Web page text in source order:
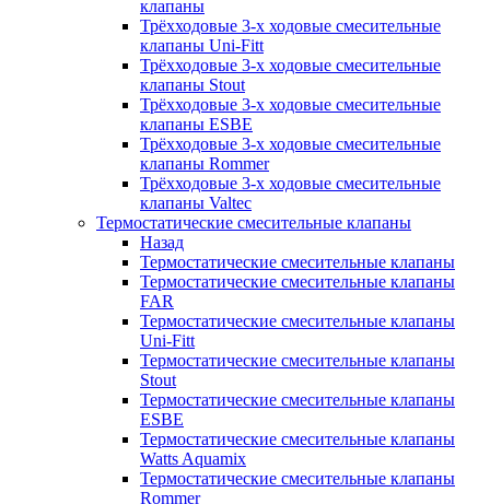
клапаны
Трёхходовые 3-х ходовые смесительные
клапаны Uni-Fitt
Трёхходовые 3-х ходовые смесительные
клапаны Stout
Трёхходовые 3-х ходовые смесительные
клапаны ESBE
Трёхходовые 3-х ходовые смесительные
клапаны Rommer
Трёхходовые 3-х ходовые смесительные
клапаны Valtec
Термостатические смесительные клапаны
Назад
Термостатические смесительные клапаны
Термостатические смесительные клапаны
FAR
Термостатические смесительные клапаны
Uni-Fitt
Термостатические смесительные клапаны
Stout
Термостатические смесительные клапаны
ESBE
Термостатические смесительные клапаны
Watts Aquamix
Термостатические смесительные клапаны
Rommer